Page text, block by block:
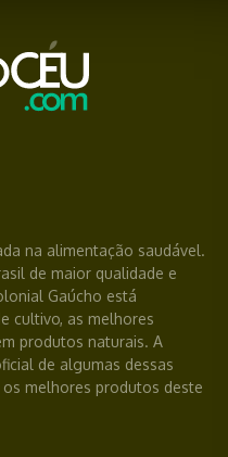
na alimentação saudável.
de maior qualidade e
Gaúcho está
cultivo, as melhores
produtos naturais. A
de algumas dessas
melhores produtos deste